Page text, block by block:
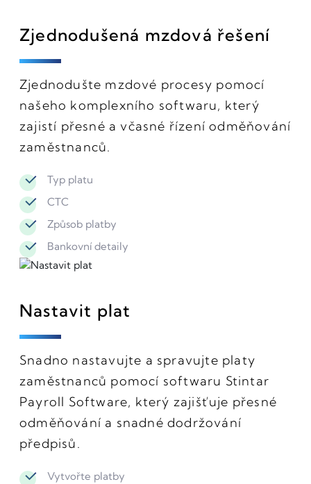
Zjednodušená mzdová řešení
Zjednodušte mzdové procesy pomocí
našeho komplexního softwaru, který
zajistí přesné a včasné řízení odměňování
zaměstnanců.
Typ platu
CTC
Způsob platby
Bankovní detaily
Nastavit plat
Snadno nastavujte a spravujte platy
zaměstnanců pomocí softwaru Stintar
Payroll Software, který zajišťuje přesné
odměňování a snadné dodržování
předpisů.
Vytvořte platby